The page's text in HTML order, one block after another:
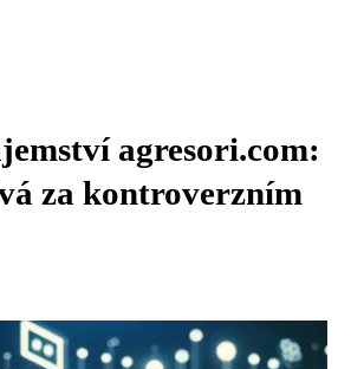
agresori.com:
za kontroverzním